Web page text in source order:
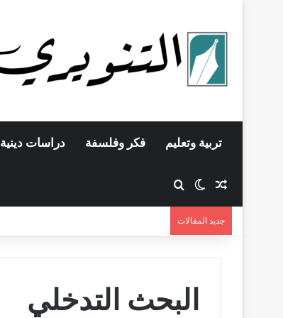
تربية وتعليم فكر وفلسفة دراسات دينية
مقال عشوائي
الوضع المظلم
جديد المقالات
البحث التدخلي